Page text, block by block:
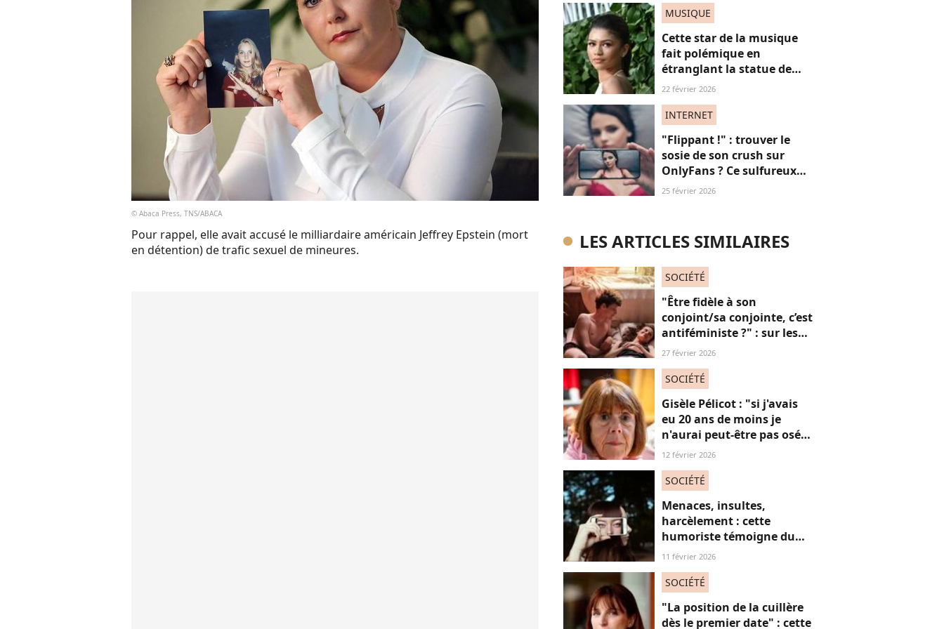
© Abaca Press, TNS/ABACA
Pour rappel, elle avait accusé le milliardaire américain Jeffrey Epstein (mort
en détention) de trafic sexuel de mineures.
MUSIQUE
Cette star de la musique
fait polémique en
étranglant la statue de
cire de Zendaya
22 février 2026
INTERNET
"Flippant !" : trouver le
sosie de son crush sur
OnlyFans ? Ce sulfureux
moteur de recherche fait
25 février 2026
LES ARTICLES SIMILAIRES
SOCIÉTÉ
"Être fidèle à son
conjoint/sa conjointe, c’est
antiféministe ?" : sur les
réseaux sociaux, cette
27 février 2026
SOCIÉTÉ
Gisèle Pélicot : "si j'avais
eu 20 ans de moins je
n'aurai peut-être pas osé
refuser le huis-clos"
12 février 2026
SOCIÉTÉ
Menaces, insultes,
harcèlement : cette
humoriste témoigne du
sort des femmes sur les
11 février 2026
SOCIÉTÉ
"La position de la cuillère
dès le premier date" : cette